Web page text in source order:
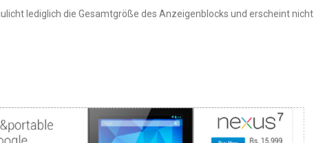
lediglich die Gesamtgröße des Anzeigenblocks und erscheint nicht